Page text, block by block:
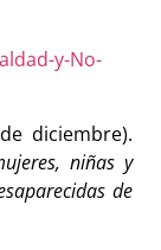
y-No-
diciembre).
niñas y
de